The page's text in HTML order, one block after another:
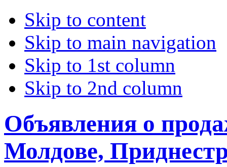
Skip to content
Skip to main navigation
Skip to 1st column
Skip to 2nd column
Объявления о
Молдове,